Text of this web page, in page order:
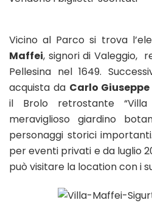
Vicino al Parco si trova
Maffei, signori di Valeggio,
Pellesina nel 1649.
acquista da Carlo
il Brolo retrostante
meraviglioso giardino
personaggi storici
per eventi privati e da luglio
può visitare la location con i